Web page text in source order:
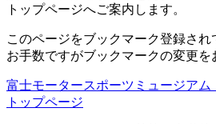
トップページへご案内します。
このページをブックマーク登録され
お手数ですがブックマークの変更を
富士モータースポーツミュージア
トップページ